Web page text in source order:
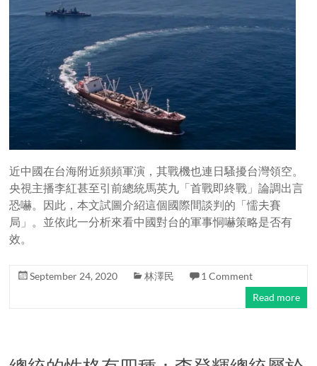
近中國在台海附近頻頻軍演，其戰機也連日騷擾台灣領空。
央視主播李紅甚至引前總統馬英九「首戰即終戰」論調出言
恐嚇。因此，本文試圖介紹這個國際間談判的「懦夫賽
局」。並依此一分析來看中國對台的軍事恫嚇策略是否有
效。
September 24, 2020 林澤民
1 Comment
Read more